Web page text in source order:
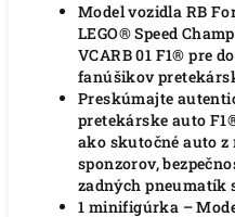
Model vozidla RB
LEGO® Speed
VCARB 01 F1® pre
fanúšikov
Preskúmajte
pretekárske auto
ako skutočné auto
sponzorov,
zadných pneumatík
1 minifigúrka –